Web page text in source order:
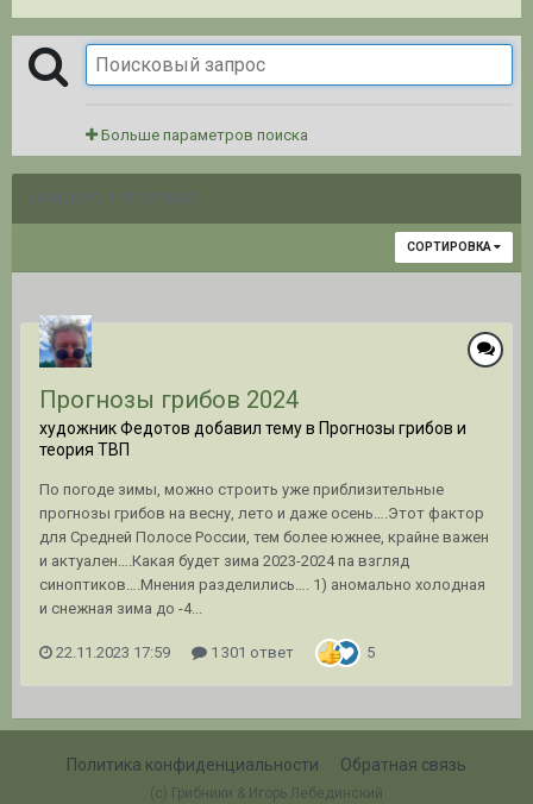
Больше параметров поиска
НАЙДЕНО 1 РЕЗУЛЬТАТ
СОРТИРОВКА
Прогнозы грибов 2024
художник Федотов добавил тему в Прогнозы грибов и
теория ТВП
По погоде зимы, можно строить уже приблизительные
прогнозы грибов на весну, лето и даже осень….Этот фактор
для Средней Полосе России, тем более южнее, крайне важен
и актуален….Какая будет зима 2023-2024 па взгляд
синоптиков….Мнения разделились…. 1) аномально холодная
и снежная зима до -4...
22.11.2023 17:59 1 301 ответ 5
Политика конфиденциальности Обратная связь
(c) Грибники & Игорь Лебединский